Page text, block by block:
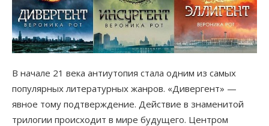
В начале 21 века антиутопия стала одним из самых
популярных литературных жанров. «Дивергент» —
явное тому подтверждение. Действие в знаменитой
трилогии происходит в мире будущего. Центром